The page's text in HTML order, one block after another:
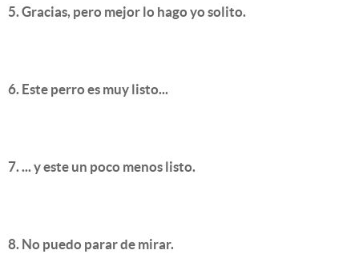
5. Gracias, pero mejor lo hago yo solito.
6. Este perro es muy listo...
7. ... y este un poco menos listo.
8. No puedo parar de mirar.